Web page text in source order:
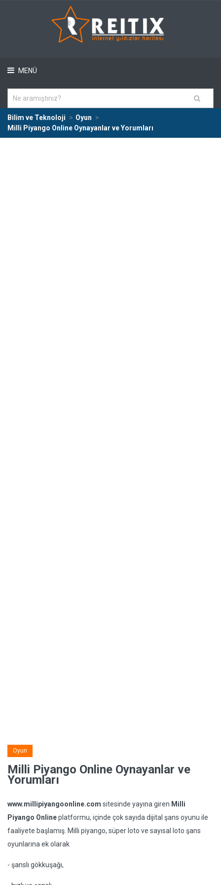
MENÜ
Bilim ve Teknoloji
Oyun
Milli Piyango Online Oynayanlar ve Yorumları
Oyun
Milli Piyango Online Oynayanlar ve
Yorumları
www.millipiyangoonline.com sitesinde yayına giren Milli
Piyango Onlineplatformu, içinde çok sayıda dijital şans oyunu ile
faaliyete başlamış. Milli piyango, süper loto ve sayısal loto şans
oyunlarına ek olarak
- şanslı gökkuşağı,